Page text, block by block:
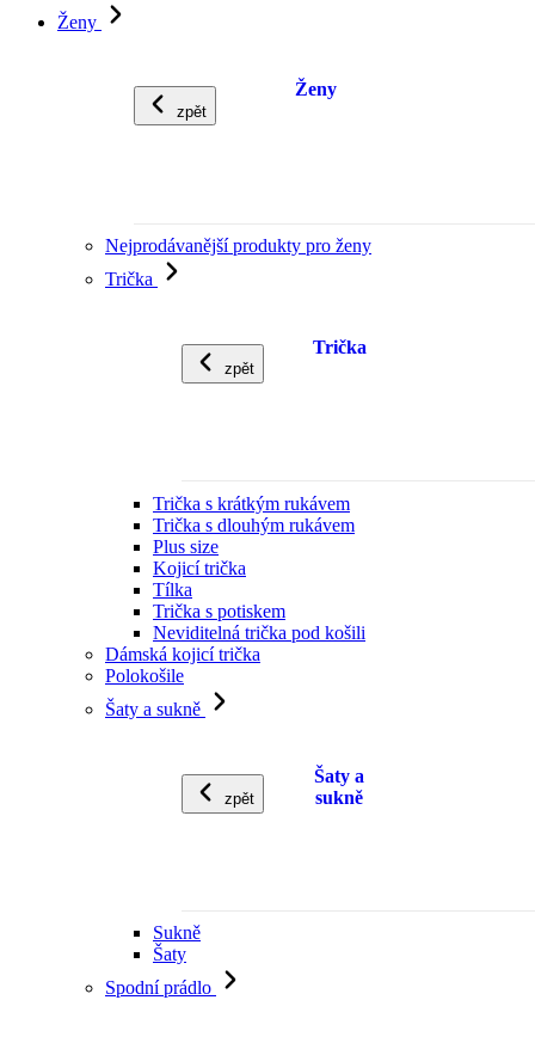
Ženy
zpět
Ženy
Nejprodávanější produkty pro ženy
Trička
zpět
Trička
Trička s krátkým rukávem
Trička s dlouhým rukávem
Plus size
Kojicí trička
Tílka
Trička s potiskem
Neviditelná trička pod košili
Dámská kojicí trička
Polokošile
Šaty a sukně
zpět
Šaty a
sukně
Sukně
Šaty
Spodní prádlo